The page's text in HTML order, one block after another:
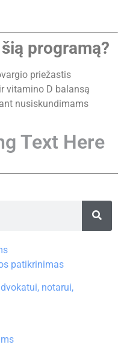
programą?
priežastis
vitamino D balansą
nusiskundimams
Text Here
patikrinimas
notarui,